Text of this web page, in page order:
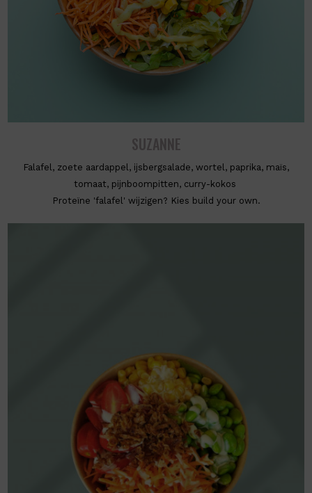
SUZANNE
Falafel, zoete aardappel, ijsbergsalade, wortel, paprika, maïs,
tomaat, pijnboompitten, curry-kokos
Proteïne 'falafel' wijzigen? Kies build your own.